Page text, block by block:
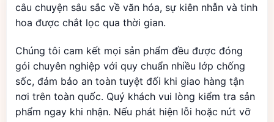
câu chuyện sâu sắc về văn hóa, sự kiên nhẫn và tinh
hoa được chắt lọc qua thời gian.
Chúng tôi cam kết mọi sản phẩm đều được đóng
gói chuyên nghiệp với quy chuẩn nhiều lớp chống
sốc, đảm bảo an toàn tuyệt đối khi giao hàng tận
nơi trên toàn quốc. Quý khách vui lòng kiểm tra sản
phẩm ngay khi nhận. Nếu phát hiện lỗi hoặc nứt vỡ